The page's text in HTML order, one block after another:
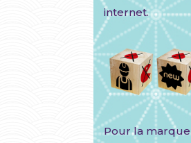
internet.
Pour la marque